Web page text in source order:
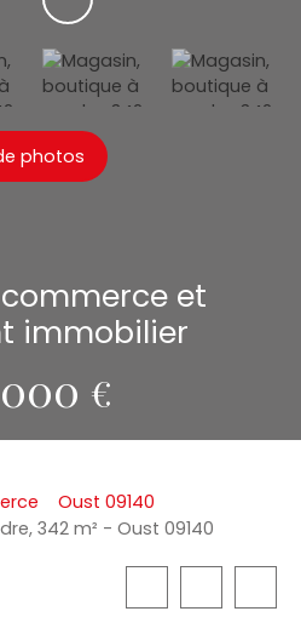
photos
et
immobilier
€
Oust 09140
342 m² - Oust 09140